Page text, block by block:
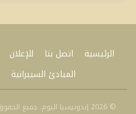
الرئيسية اتصل بنا
للإعلان
المبادئ السيبرانية